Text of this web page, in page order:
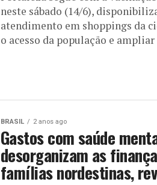
neste sábado (14/6),
atendimento em shoppings da
o acesso da população e ampliar
BRASIL 2 anos ago
Gastos com saúde
desorganizam as
famílias nordestinas,